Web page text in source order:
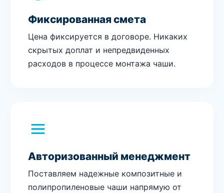
Фиксированная смета
Цена фиксируется в договоре. Никаких
скрытых доплат и непредвиденных
расходов в процессе монтажа чаши.
Авторизованный менеджмент
Поставляем надежные композитные и
полипропиленовые чаши напрямую от